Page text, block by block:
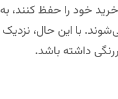
خود را حفظ کنند،
با این حال،
داشته باشد.